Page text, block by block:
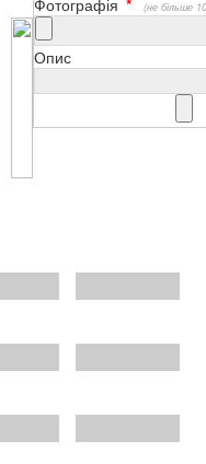
Фотографія * (не більше
Опис